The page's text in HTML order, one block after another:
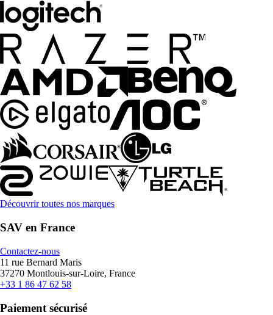
Découvrir toutes nos marques
SAV en France
Contactez-nous
11 rue Bernard Maris
37270 Montlouis-sur-Loire, France
+33 1 86 47 62 58
Paiement sécurisé